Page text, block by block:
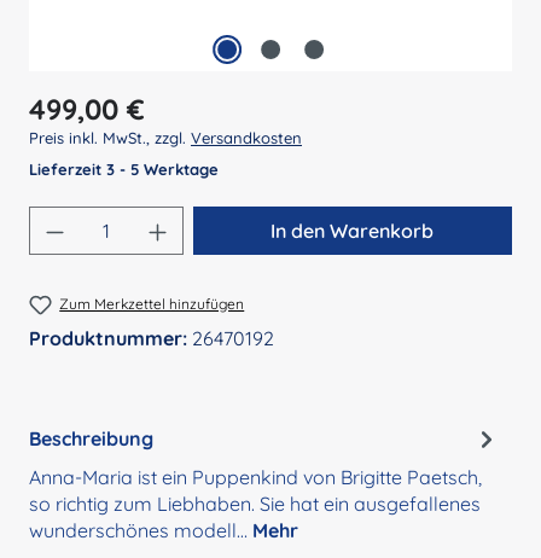
Regulärer Preis:
499,00 €
Preis inkl. MwSt., zzgl. Versandkosten
Lieferzeit 3 - 5 Werktage
Produkt Anzahl: Gib den gewünschten
In den Warenkorb
Zum Merkzettel hinzufügen
Produktnummer: 26470192
Beschreibung
Anna-Maria ist ein Puppenkind von Brigitte Paetsch,
so richtig zum Liebhaben. Sie hat ein ausgefallenes
wunderschönes modell… Mehr